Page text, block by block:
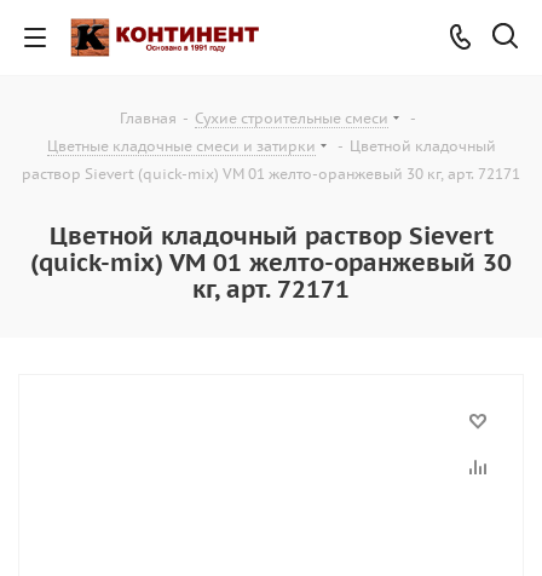
Главная - Сухие строительные смеси
-
Цветные кладочные смеси и затирки
- Цветной кладочный
раствор Sievert (quick-mix) VM 01 желто-оранжевый 30 кг, арт. 72171
Цветной кладочный раствор Sievert
(quick-mix) VM 01 желто-оранжевый 30
кг, арт. 72171